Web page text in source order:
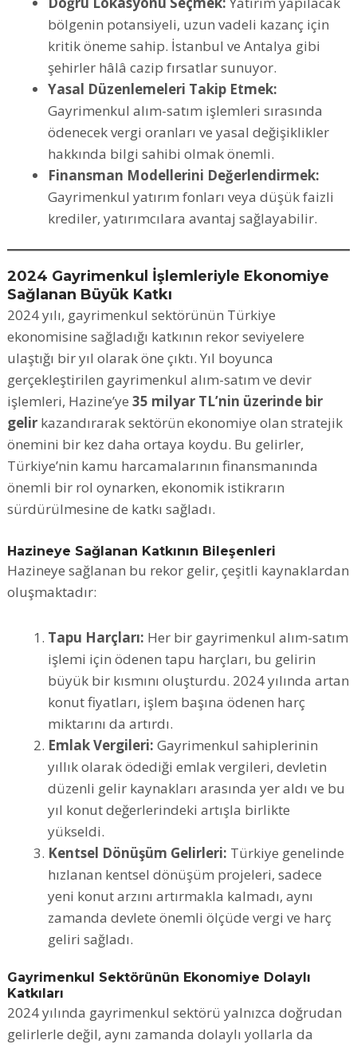
bölgenin potansiyeli, uzun vadeli kazanç için
kritik öneme sahip. İstanbul ve Antalya gibi
şehirler hâlâ cazip fırsatlar sunuyor.
Yasal Düzenlemeleri Takip Etmek:
Gayrimenkul alım-satım işlemleri sırasında
ödenecek vergi oranları ve yasal değişiklikler
hakkında bilgi sahibi olmak önemli.
Finansman Modellerini Değerlendirmek:
Gayrimenkul yatırım fonları veya düşük faizli
krediler, yatırımcılara avantaj sağlayabilir.
2024 Gayrimenkul İşlemleriyle Ekonomiye
Sağlanan Büyük Katkı
2024 yılı, gayrimenkul sektörünün Türkiye
ekonomisine sağladığı katkının rekor seviyelere
ulaştığı bir yıl olarak öne çıktı. Yıl boyunca
gerçekleştirilen gayrimenkul alım-satım ve devir
işlemleri, Hazine’ye35 milyar TL’nin üzerinde bir
gelir kazandırarak sektörün ekonomiye olan stratejik
önemini bir kez daha ortaya koydu. Bu gelirler,
Türkiye’nin kamu harcamalarının finansmanında
önemli bir rol oynarken, ekonomik istikrarın
sürdürülmesine de katkı sağladı.
Hazineye Sağlanan Katkının Bileşenleri
Hazineye sağlanan bu rekor gelir, çeşitli kaynaklardan
oluşmaktadır:
Tapu Harçları: Her bir gayrimenkul alım-satım
işlemi için ödenen tapu harçları, bu gelirin
büyük bir kısmını oluşturdu. 2024 yılında artan
konut fiyatları, işlem başına ödenen harç
miktarını da artırdı.
Emlak Vergileri: Gayrimenkul sahiplerinin
yıllık olarak ödediği emlak vergileri, devletin
düzenli gelir kaynakları arasında yer aldı ve bu
yıl konut değerlerindeki artışla birlikte
yükseldi.
Kentsel Dönüşüm Gelirleri: Türkiye genelinde
hızlanan kentsel dönüşüm projeleri, sadece
yeni konut arzını artırmakla kalmadı, aynı
zamanda devlete önemli ölçüde vergi ve harç
geliri sağladı.
Gayrimenkul Sektörünün Ekonomiye Dolaylı
Katkıları
2024 yılında gayrimenkul sektörü yalnızca doğrudan
gelirlerle değil, aynı zamanda dolaylı yollarla da